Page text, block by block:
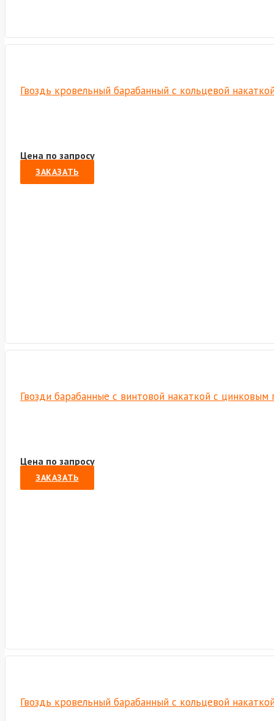
Гвоздь кровельный барабанный с кольцевой
Цена по запросу
ЗАКАЗАТЬ
Гвозди барабанные с винтовой накаткой с
Цена по запросу
ЗАКАЗАТЬ
Гвоздь кровельный барабанный с кольцевой